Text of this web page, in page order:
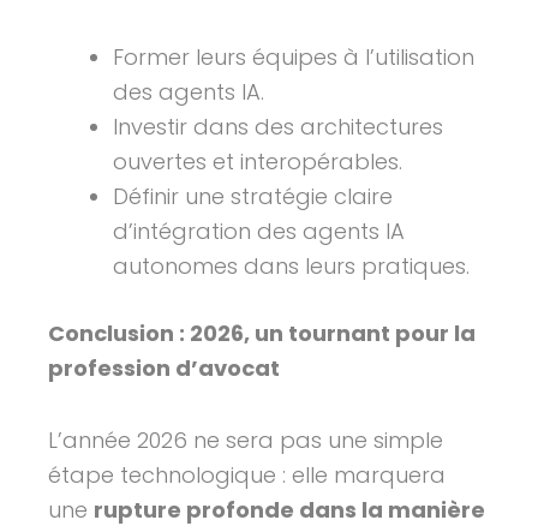
Former leurs équipes à l’utilisation
des agents IA.
Investir dans des architectures
ouvertes et interopérables.
Définir une stratégie claire
d’intégration des agents IA
autonomes dans leurs pratiques.
Conclusion : 2026, un tournant pour la
profession d’avocat
L’année 2026 ne sera pas une simple
étape technologique : elle marquera
une rupture profonde dans la manière